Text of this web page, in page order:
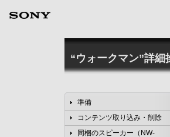
“ウォークマン”詳細
準備
コンテンツ取り込み・削除
同梱のスピーカー（NW-